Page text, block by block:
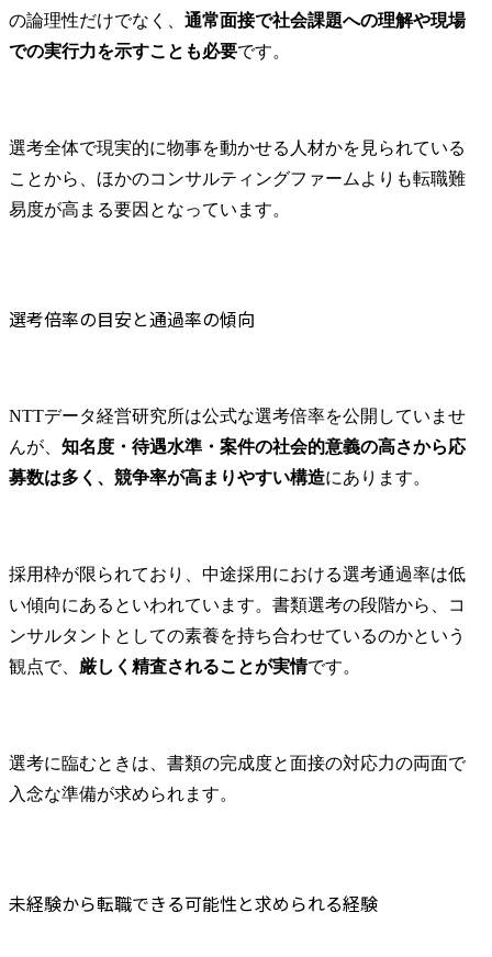
の論理性だけでなく、 通常面接で社会課題への理解や現場
での実行力を示すことも必要です。
選考全体で現実的に物事を動かせる人材かを見られている
ことから、ほかのコンサルティングファームよりも転職難
易度が高まる要因となっています。
選考倍率の目安と通過率の傾向
NTTデータ経営研究所は公式な選考倍率を公開していませ
んが、 知名度・待遇水準・案件の社会的意義の高さから応
募数は多く、競争率が高まりやすい構造にあります。
採用枠が限られており、中途採用における選考通過率は低
い傾向にあるといわれています。書類選考の段階から、コ
ンサルタントとしての素養を持ち合わせているのかという
観点で、 厳しく精査されることが実情です。
選考に臨むときは、書類の完成度と面接の対応力の両面で
入念な準備が求められます。
未経験から転職できる可能性と求められる経験